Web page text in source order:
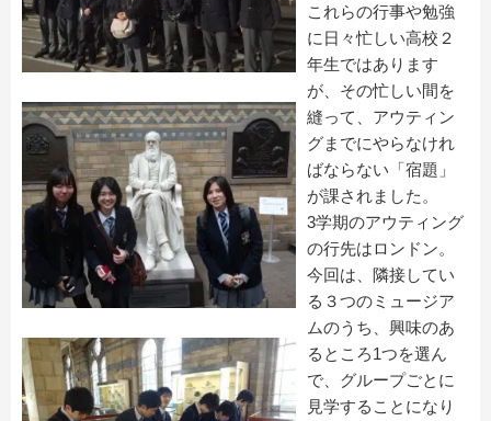
これらの行事や勉強
に日々忙しい高校２
年生ではあります
が、その忙しい間を
縫って、アウティン
グまでにやらなけれ
ばならない「宿題」
が課されました。
3学期のアウティング
の行先はロンドン。
今回は、隣接してい
る３つのミュージア
ムのうち、興味のあ
るところ1つを選ん
で、グループごとに
見学することになり